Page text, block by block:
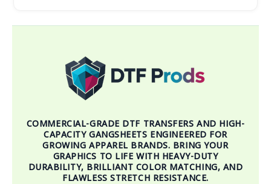
COMMERCIAL-GRADE DTF TRANSFERS AND HIGH-
CAPACITY GANGSHEETS ENGINEERED FOR
GROWING APPAREL BRANDS. BRING YOUR
GRAPHICS TO LIFE WITH HEAVY-DUTY
DURABILITY, BRILLIANT COLOR MATCHING, AND
FLAWLESS STRETCH RESISTANCE.